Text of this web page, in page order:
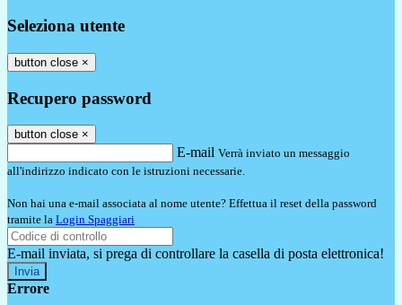
Seleziona utente
button close ×
Recupero password
button close ×
E-mail Verrà inviato un messaggio
all'indirizzo indicato con le istruzioni necessarie.
Non hai una e-mail associata al nome utente? Effettua il reset della password
tramite la Login Spaggiari
E-mail inviata, si prega di controllare la casella di posta elettronica!
Errore